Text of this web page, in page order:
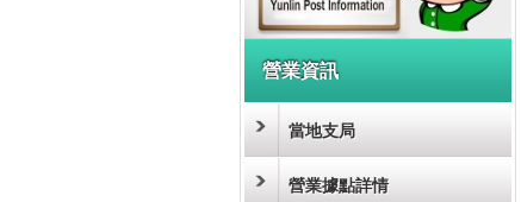
營業資訊
當地支局
營業據點詳情